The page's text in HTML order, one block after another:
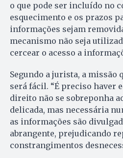
o que pode ser incluído no
esquecimento e os prazos
informações sejam
mecanismo não seja
cercear o acesso a
Segundo a jurista, a missão
será fácil. “É preciso haver
direito não se sobreponha
delicada, mas necessária
as informações são
abrangente, prejudicando
constrangimentos